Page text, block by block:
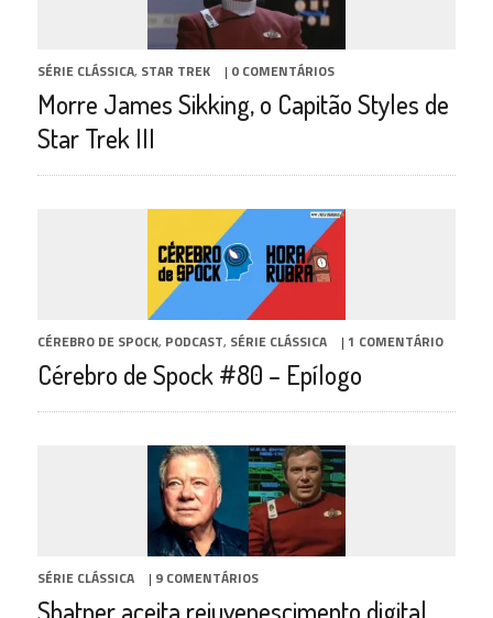
SÉRIE CLÁSSICA, STAR TREK | 0 COMENTÁRIOS
Morre James Sikking, o Capitão Styles de
Star Trek III
CÉREBRO DE SPOCK, PODCAST, SÉRIE CLÁSSICA | 1 COMENTÁRIO
Cérebro de Spock #80 – Epílogo
SÉRIE CLÁSSICA | 9 COMENTÁRIOS
Shatner aceita rejuvenescimento digital